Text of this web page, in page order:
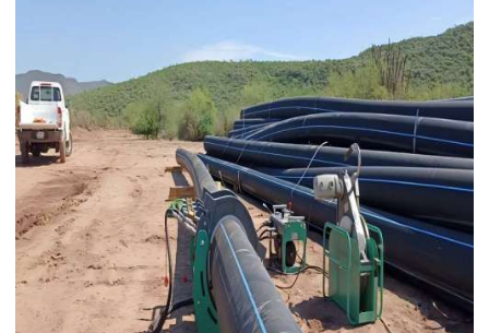
confiabilidad de nuestras máquinas en condiciones
difíciles.